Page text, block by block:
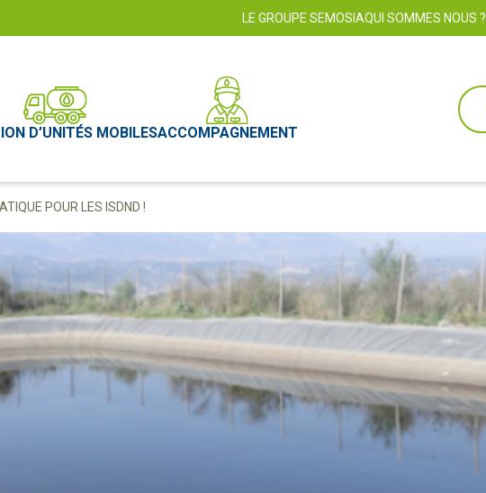
LE GROUPE SEMOSIAQUI SOMMES NOUS ?
D’UNITÉS MOBILESACCOMPAGNEMENT
POUR LES ISDND !